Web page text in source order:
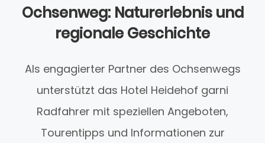
Ochsenweg: Naturerlebnis und
regionale Geschichte
Als engagierter Partner des Ochsenwegs
unterstützt das Hotel Heidehof garni
Radfahrer mit speziellen Angeboten,
Tourentipps und Informationen zur